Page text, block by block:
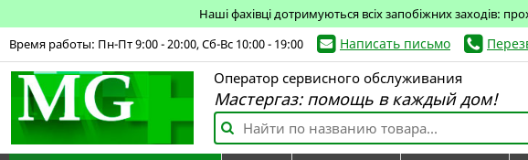
Наші фахівці дотримуються всіх запобіжних заходів:
Время работы: Пн-Пт 9:00 - 20:00, Сб-Вс 10:00 - 19:00 Написать письмо
Оператор сервисного обслуживания
Мастергаз: помощь в каждый дом!